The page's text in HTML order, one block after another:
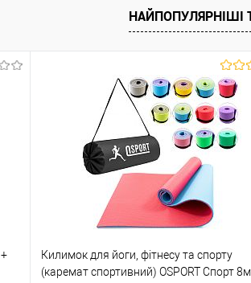
У наявності
У вибране
НАЙПОПУЛЯРНІШІ
Килимок для йоги, фітнесу та спорту
(каремат спортивний) OSPORT Спорт